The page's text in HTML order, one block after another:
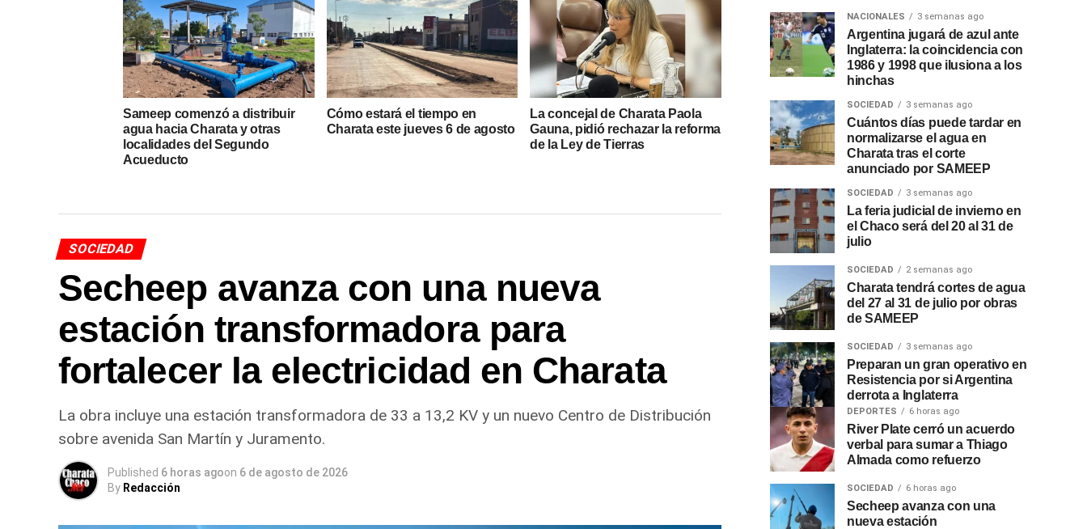
Sameep comenzó a distribuir
agua hacia Charata y otras
localidades del Segundo
Acueducto
Cómo estará el tiempo en
Charata este jueves 6 de agosto
La concejal de Charata Paola
Gauna, pidió rechazar la reforma
de la Ley de Tierras
SOCIEDAD
Secheep avanza con una nueva
estación transformadora para
fortalecer la electricidad en Charata
La obra incluye una estación transformadora de 33 a 13,2 KV y un nuevo Centro de Distribución
sobre avenida San Martín y Juramento.
Published 6 horas agoon 6 de agosto de 2026
By Redacción
NACIONALES 3 semanas ago
Argentina jugará de azul ante
Inglaterra: la coincidencia con
1986 y 1998 que ilusiona a los
hinchas
SOCIEDAD 3 semanas ago
Cuántos días puede tardar en
normalizarse el agua en
Charata tras el corte
anunciado por SAMEEP
SOCIEDAD 3 semanas ago
La feria judicial de invierno en
el Chaco será del 20 al 31 de
julio
SOCIEDAD 2 semanas ago
Charata tendrá cortes de agua
del 27 al 31 de julio por obras
de SAMEEP
SOCIEDAD 3 semanas ago
Preparan un gran operativo en
Resistencia por si Argentina
derrota a Inglaterra
DEPORTES 6 horas ago
River Plate cerró un acuerdo
verbal para sumar a Thiago
Almada como refuerzo
SOCIEDAD 6 horas ago
Secheep avanza con una
nueva estación